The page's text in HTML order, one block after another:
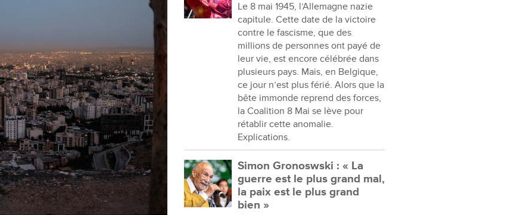
Le 8 mai 1945, l’Allemagne nazie
capitule. Cette date de la victoire
contre le fascisme, que des
millions de personnes ont payé de
leur vie, est encore célébrée dans
plusieurs pays. Mais, en Belgique,
ce jour n’est plus férié. Alors que la
bête immonde reprend des forces,
la Coalition 8 Mai se lève pour
rétablir cette anomalie.
Explications.
Simon Gronoswski : « La
guerre est le plus grand mal,
la paix est le plus grand
bien »